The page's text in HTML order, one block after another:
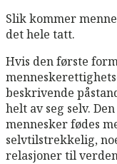
Slik kommer
det hele tatt.
Hvis den første
beskrivende
helt av seg selv.
mennesker fødes
selvtilstrekkelig,
relasjoner til